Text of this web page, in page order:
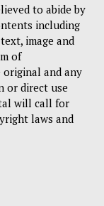
to abide by
including
image and
of
original and any
or direct use
will call for
laws and